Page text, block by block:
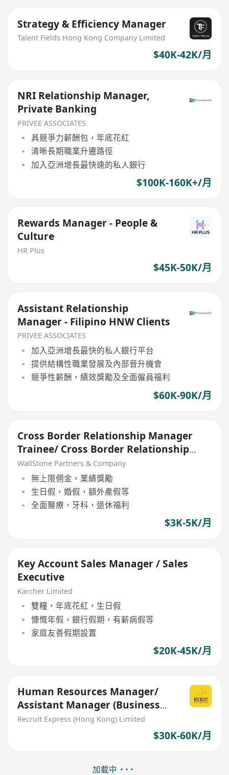
Strategy & Efficiency Manager
Talent Fields Hong Kong Company Limited
$40K-42K/月
NRI Relationship Manager,
Private Banking
PRIVEE ASSOCIATES
具競爭力薪酬包，年底花紅
清晰長期職業升遷路徑
加入亞洲增長最快速的私人銀行
$100K-160K+/月
Rewards Manager - People &
Culture
HR Plus
$45K-50K/月
Assistant Relationship
Manager - Filipino HNW Clients
PRIVEE ASSOCIATES
加入亞洲增長最快的私人銀行平台
提供結構性職業發展及內部晉升機會
競爭性薪酬，績效獎勵及全面僱員福利
$60K-90K/月
Cross Border Relationship Manager
Trainee/ Cross Border Relationship
Manager
WallStone Partners & Company
無上限佣金，業績獎勵
生日假，婚假，額外產假等
全面醫療，牙科，退休福利
$3K-5K/月
Key Account Sales Manager / Sales
Executive
Karcher Limited
雙糧，年底花紅，生日假
慷慨年假，銀行假期，有薪病假等
家庭友善假期設置
$20K-45K/月
Human Resources Manager/
Assistant Manager (Business
Partner)
Recruit Express (Hong Kong) Limited
$30K-60K/月
加載中